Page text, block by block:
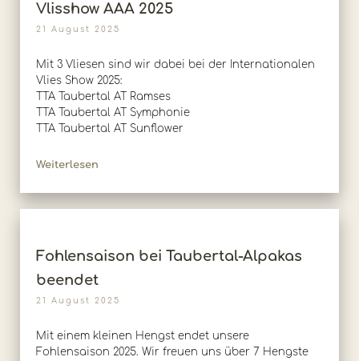
Vlisshow AAA 2025
21 August 2025
Mit 3 Vliesen sind wir dabei bei der Internationalen
Vlies Show 2025:
TTA Taubertal AT Ramses
TTA Taubertal AT Symphonie
TTA Taubertal AT Sunflower
Weiterlesen
Fohlensaison bei Taubertal-Alpakas
beendet
21 August 2025
Mit einem kleinen Hengst endet unsere
Fohlensaison 2025. Wir freuen uns über 7 Hengste